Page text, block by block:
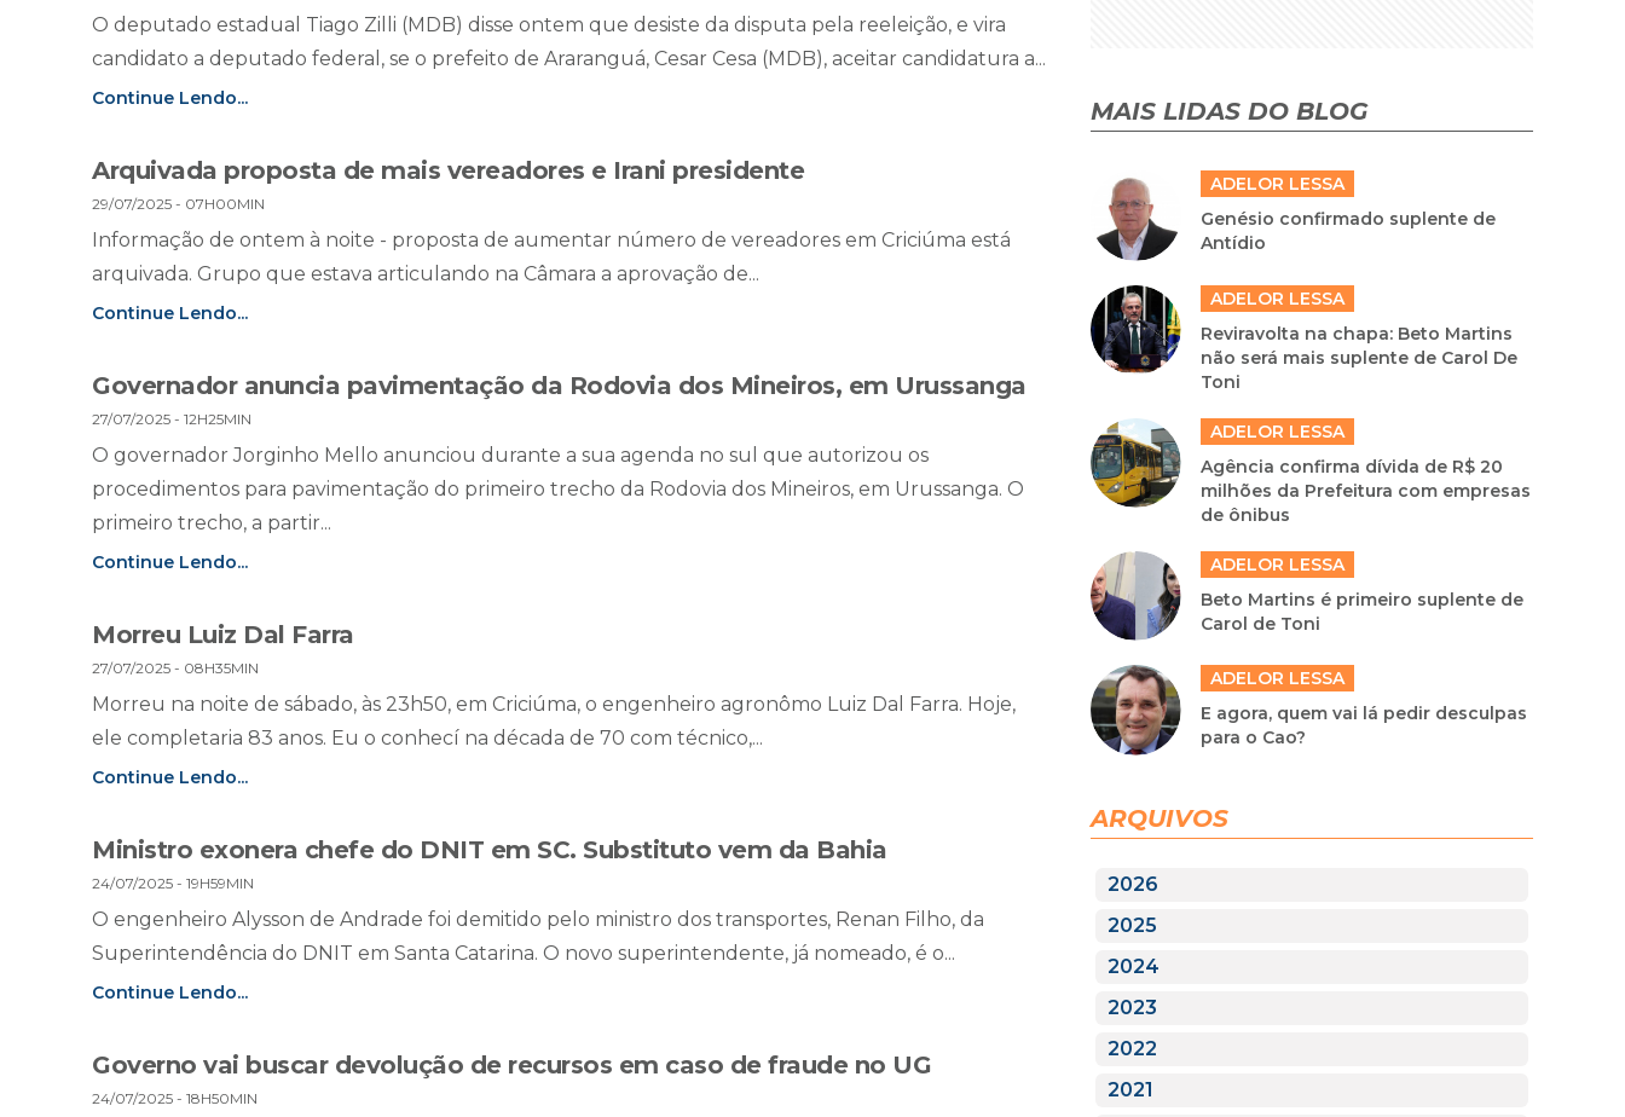
O deputado estadual Tiago Zilli (MDB) disse ontem que desiste da disputa pela reeleição, e vira
candidato a deputado federal, se o prefeito de Araranguá, Cesar Cesa (MDB), aceitar candidatura a...
Continue Lendo...
Arquivada proposta de mais vereadores e Irani presidente
29/07/2025 - 07H00MIN
Informação de ontem à noite - proposta de aumentar número de vereadores em Criciúma está
arquivada. Grupo que estava articulando na Câmara a aprovação de...
Continue Lendo...
Governador anuncia pavimentação da Rodovia dos Mineiros, em Urussanga
27/07/2025 - 12H25MIN
O governador Jorginho Mello anunciou durante a sua agenda no sul que autorizou os
procedimentos para pavimentação do primeiro trecho da Rodovia dos Mineiros, em Urussanga. O
primeiro trecho, a partir...
Continue Lendo...
Morreu Luiz Dal Farra
27/07/2025 - 08H35MIN
Morreu na noite de sábado, às 23h50, em Criciúma, o engenheiro agronômo Luiz Dal Farra. Hoje,
ele completaria 83 anos. Eu o conhecí na década de 70 com técnico,...
Continue Lendo...
Ministro exonera chefe do DNIT em SC. Substituto vem da Bahia
24/07/2025 - 19H59MIN
O engenheiro Alysson de Andrade foi demitido pelo ministro dos transportes, Renan Filho, da
Superintendência do DNIT em Santa Catarina. O novo superintendente, já nomeado, é o...
Continue Lendo...
Governo vai buscar devolução de recursos em caso de fraude no UG
24/07/2025 - 18H50MIN
MAIS LIDAS DO BLOG
ADELOR LESSA
Genésio confirmado suplente de
Antídio
ADELOR LESSA
Reviravolta na chapa: Beto Martins
não será mais suplente de Carol De
Toni
ADELOR LESSA
Agência confirma dívida de R$ 20
milhões da Prefeitura com empresas
de ônibus
ADELOR LESSA
Beto Martins é primeiro suplente de
Carol de Toni
ADELOR LESSA
E agora, quem vai lá pedir desculpas
para o Cao?
ARQUIVOS
2026
2025
2024
2023
2022
2021